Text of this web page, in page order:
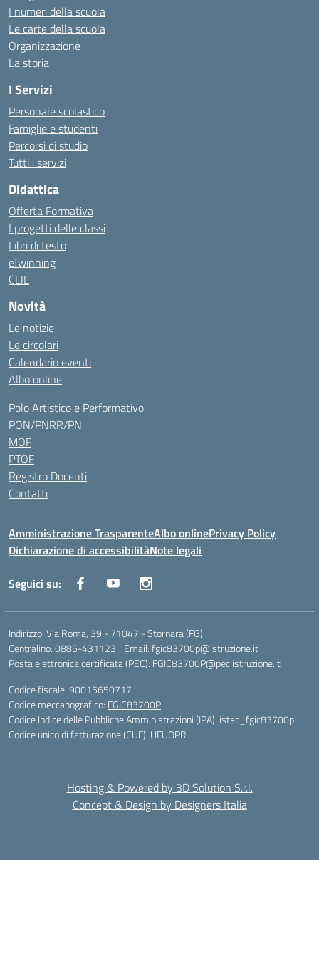
I numeri della scuola
Le carte della scuola
Organizzazione
La storia
I Servizi
Personale scolastico
Famiglie e studenti
Percorsi di studio
Tutti i servizi
Didattica
Offerta Formativa
I progetti delle classi
Libri di testo
eTwinning
CLIL
Novità
Le notizie
Le circolari
Calendario eventi
Albo online
Polo Artistico e Performativo
PON/PNRR/PN
MOF
PTOF
Registro Docenti
Contatti
Amministrazione TrasparenteAlbo onlinePrivacy Policy
Dichiarazione di accessibilitàNote legali
Seguici su:
Indirizzo:Via Roma, 39 - 71047 - Stornara (FG)
Centralino:0885-431123 Email:fgic83700p@istruzione.it
Posta elettronica certificata (PEC): FGIC83700P@pec.istruzione.it
Codice fiscale: 90015650717
Codice meccanografico: FGIC83700P
Codice Indice delle Pubbliche Amministrazioni (IPA): istsc_fgic83700p
Codice unico di fatturazione (CUF): UFUOPR
Hosting & Powered by 3D Solution S.r.l.
Concept & Design by Designers Italia